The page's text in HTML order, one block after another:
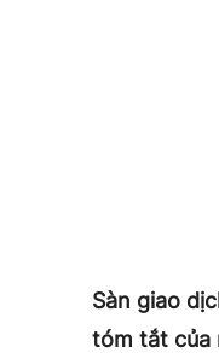
Sàn giao
tóm tắt của